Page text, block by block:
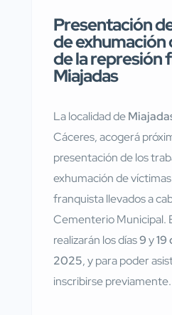
Presentación
de exhumación
de la represión
Miajadas
La localidad de
Cáceres, acogerá
presentación de los
exhumación de
franquista llevados a
Cementerio Municipal.
realizarán los días9y19
2025, y para poder
inscribirse previamente.